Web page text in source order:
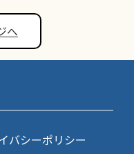
へ
バシーポリシー